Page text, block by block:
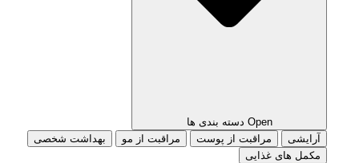
Open دسته بندی ها
آرایشی
مراقبت از پوست مراقبت از مو
بهداشت شخصی
مکمل های غذایی